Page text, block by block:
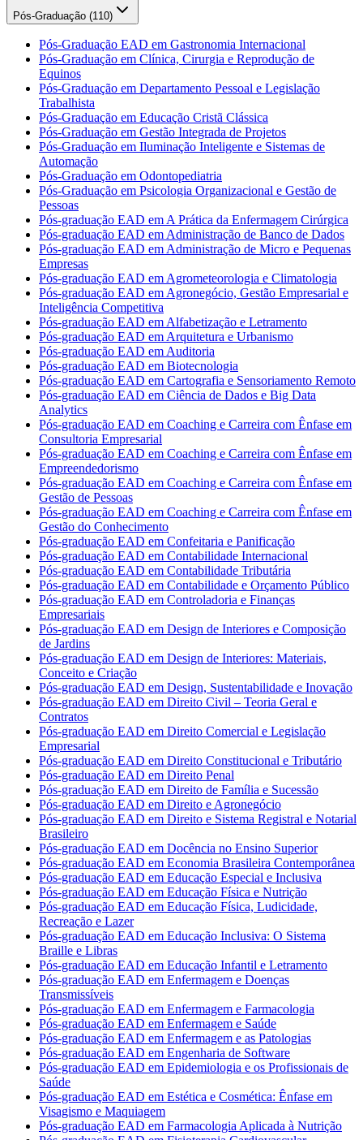
Pós-Graduação (110)
Pós-Graduação EAD em Gastronomia Internacional
Pós-Graduação em Clínica, Cirurgia e Reprodução de
Equinos
Pós-Graduação em Departamento Pessoal e Legislação
Trabalhista
Pós-Graduação em Educação Cristã Clássica
Pós-Graduação em Gestão Integrada de Projetos
Pós-Graduação em Iluminação Inteligente e Sistemas de
Automação
Pós-Graduação em Odontopediatria
Pós-Graduação em Psicologia Organizacional e Gestão de
Pessoas
Pós-graduação EAD em A Prática da Enfermagem Cirúrgica
Pós-graduação EAD em Administração de Banco de Dados
Pós-graduação EAD em Administração de Micro e Pequenas
Empresas
Pós-graduação EAD em Agrometeorologia e Climatologia
Pós-graduação EAD em Agronegócio, Gestão Empresarial e
Inteligência Competitiva
Pós-graduação EAD em Alfabetização e Letramento
Pós-graduação EAD em Arquitetura e Urbanismo
Pós-graduação EAD em Auditoria
Pós-graduação EAD em Biotecnologia
Pós-graduação EAD em Cartografia e Sensoriamento Remoto
Pós-graduação EAD em Ciência de Dados e Big Data
Analytics
Pós-graduação EAD em Coaching e Carreira com Ênfase em
Consultoria Empresarial
Pós-graduação EAD em Coaching e Carreira com Ênfase em
Empreendedorismo
Pós-graduação EAD em Coaching e Carreira com Ênfase em
Gestão de Pessoas
Pós-graduação EAD em Coaching e Carreira com Ênfase em
Gestão do Conhecimento
Pós-graduação EAD em Confeitaria e Panificação
Pós-graduação EAD em Contabilidade Internacional
Pós-graduação EAD em Contabilidade Tributária
Pós-graduação EAD em Contabilidade e Orçamento Público
Pós-graduação EAD em Controladoria e Finanças
Empresariais
Pós-graduação EAD em Design de Interiores e Composição
de Jardins
Pós-graduação EAD em Design de Interiores: Materiais,
Conceito e Criação
Pós-graduação EAD em Design, Sustentabilidade e Inovação
Pós-graduação EAD em Direito Civil – Teoria Geral e
Contratos
Pós-graduação EAD em Direito Comercial e Legislação
Empresarial
Pós-graduação EAD em Direito Constitucional e Tributário
Pós-graduação EAD em Direito Penal
Pós-graduação EAD em Direito de Família e Sucessão
Pós-graduação EAD em Direito e Agronegócio
Pós-graduação EAD em Direito e Sistema Registral e Notarial
Brasileiro
Pós-graduação EAD em Docência no Ensino Superior
Pós-graduação EAD em Economia Brasileira Contemporânea
Pós-graduação EAD em Educação Especial e Inclusiva
Pós-graduação EAD em Educação Física e Nutrição
Pós-graduação EAD em Educação Física, Ludicidade,
Recreação e Lazer
Pós-graduação EAD em Educação Inclusiva: O Sistema
Braille e Libras
Pós-graduação EAD em Educação Infantil e Letramento
Pós-graduação EAD em Enfermagem e Doenças
Transmissíveis
Pós-graduação EAD em Enfermagem e Farmacologia
Pós-graduação EAD em Enfermagem e Saúde
Pós-graduação EAD em Enfermagem e as Patologias
Pós-graduação EAD em Engenharia de Software
Pós-graduação EAD em Epidemiologia e os Profissionais de
Saúde
Pós-graduação EAD em Estética e Cosmética: Ênfase em
Visagismo e Maquiagem
Pós-graduação EAD em Farmacologia Aplicada à Nutrição